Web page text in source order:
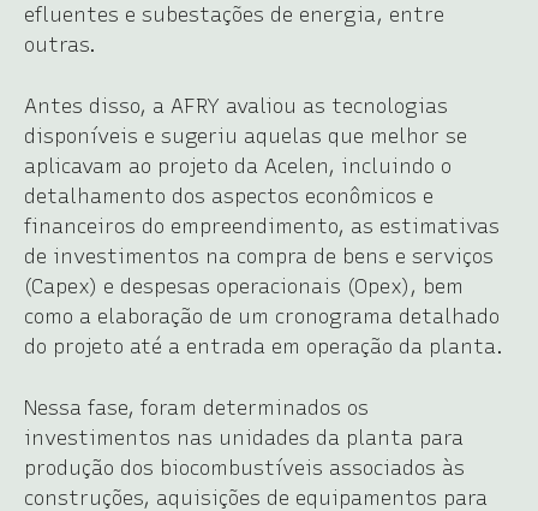
efluentes e subestações de energia, entre
outras.
Antes disso, a AFRY avaliou as tecnologias
disponíveis e sugeriu aquelas que melhor se
aplicavam ao projeto da Acelen, incluindo o
detalhamento dos aspectos econômicos e
financeiros do empreendimento, as estimativas
de investimentos na compra de bens e serviços
(Capex) e despesas operacionais (Opex), bem
como a elaboração de um cronograma detalhado
do projeto até a entrada em operação da planta.
Nessa fase, foram determinados os
investimentos nas unidades da planta para
produção dos biocombustíveis associados às
construções, aquisições de equipamentos para